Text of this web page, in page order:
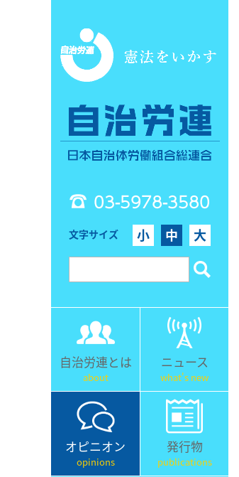
03-5978-3580
文字サイズ 小 中 大
自治労連とは
about
ニュース
what's new
オピニオン
opinions
発行物
publications